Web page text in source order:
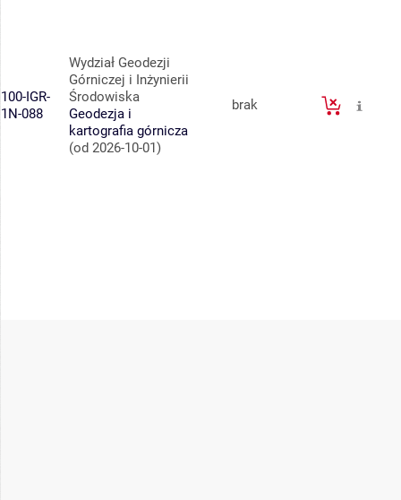
100-IGR-
1N-088
Wydział Geodezji
Górniczej i Inżynierii
Środowiska
Geodezja i
kartografia górnicza
(od 2026-10-01)
brak